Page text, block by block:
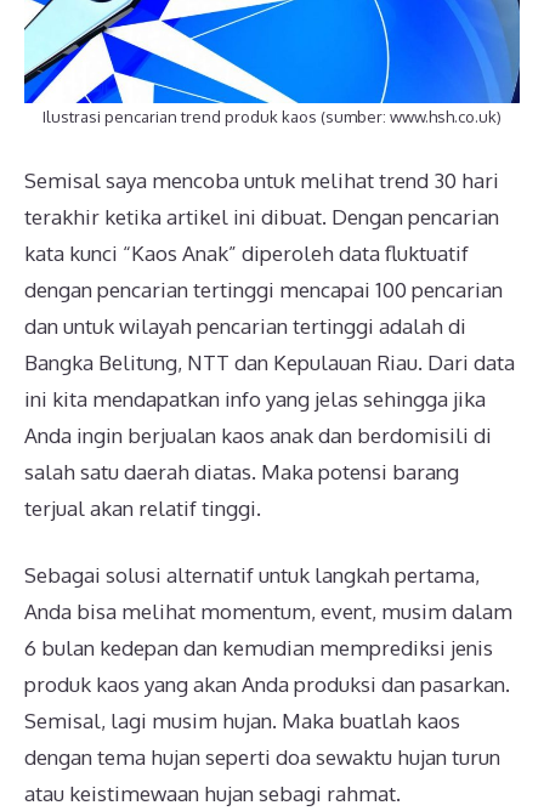
Ilustrasi pencarian trend produk kaos (sumber: www.hsh.co.uk)
Semisal saya mencoba untuk melihat trend 30 hari
terakhir ketika artikel ini dibuat. Dengan pencarian
kata kunci “Kaos Anak” diperoleh data fluktuatif
dengan pencarian tertinggi mencapai 100 pencarian
dan untuk wilayah pencarian tertinggi adalah di
Bangka Belitung, NTT dan Kepulauan Riau. Dari data
ini kita mendapatkan info yang jelas sehingga jika
Anda ingin berjualan kaos anak dan berdomisili di
salah satu daerah diatas. Maka potensi barang
terjual akan relatif tinggi.
Sebagai solusi alternatif untuk langkah pertama,
Anda bisa melihat momentum, event, musim dalam
6 bulan kedepan dan kemudian memprediksi jenis
produk kaos yang akan Anda produksi dan pasarkan.
Semisal, lagi musim hujan. Maka buatlah kaos
dengan tema hujan seperti doa sewaktu hujan turun
atau keistimewaan hujan sebagi rahmat.